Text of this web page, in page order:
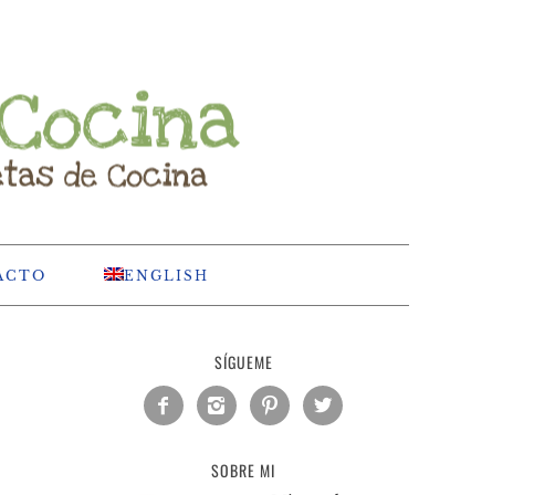
ENGLISH
SÍGUEME
   
SOBRE MI